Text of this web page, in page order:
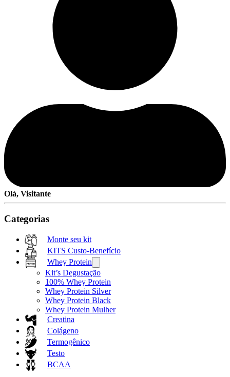
Olá, Visitante
Categorias
Monte seu kit
KITS Custo-Benefício
Whey Protein
Kit’s Degustação
100% Whey Protein
Whey Protein Silver
Whey Protein Black
Whey Protein Mulher
Creatina
Colágeno
Termogênico
Testo
BCAA